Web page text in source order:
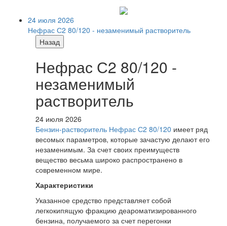
24 июля 2026
Нефрас С2 80/120 - незаменимый растворитель
Назад
Нефрас С2 80/120 -
незаменимый
растворитель
24 июля 2026
Бензин-растворитель Нефрас С2 80/120 имеет ряд
весомых параметров, которые зачастую делают его
незаменимым. За счет своих преимуществ
вещество весьма широко распространено в
современном мире.
Характеристики
Указанное средство представляет собой
легкокипящую фракцию деароматизированного
бензина, получаемого за счет перегонки